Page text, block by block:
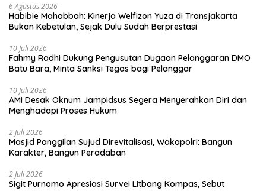
6 Agustus 2026
Habibie Mahabbah: Kinerja Welfizon Yuza di Transjakarta
Bukan Kebetulan, Sejak Dulu Sudah Berprestasi
10 Juli 2026
Fahmy Radhi Dukung Pengusutan Dugaan Pelanggaran DMO
Batu Bara, Minta Sanksi Tegas bagi Pelanggar
10 Juli 2026
AMI Desak Oknum Jampidsus Segera Menyerahkan Diri dan
Menghadapi Proses Hukum
2 Juli 2026
Masjid Panggilan Sujud Direvitalisasi, Wakapolri: Bangun
Karakter, Bangun Peradaban
2 Juli 2026
Sigit Purnomo Apresiasi Survei Litbang Kompas, Sebut